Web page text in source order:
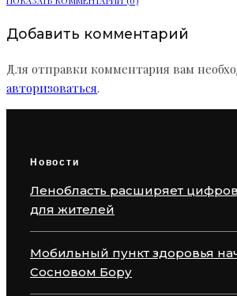
Добавить комментарий
Для отправки комментария вам
авторизоваться.
Новости
Ленобласть расширяет
для жителей
Мобильный пункт здоровья
Сосновом Бору